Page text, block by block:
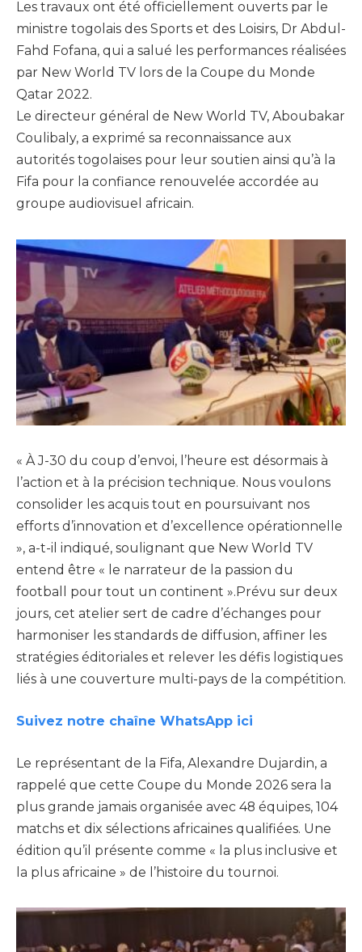
Les travaux ont été officiellement ouverts par le
ministre togolais des Sports et des Loisirs, Dr Abdul-
Fahd Fofana, qui a salué les performances réalisées
par New World TV lors de la Coupe du Monde
Qatar 2022.
Le directeur général de New World TV, Aboubakar
Coulibaly, a exprimé sa reconnaissance aux
autorités togolaises pour leur soutien ainsi qu’à la
Fifa pour la confiance renouvelée accordée au
groupe audiovisuel africain.
« À J-30 du coup d’envoi, l’heure est désormais à
l’action et à la précision technique. Nous voulons
consolider les acquis tout en poursuivant nos
efforts d’innovation et d’excellence opérationnelle
», a-t-il indiqué, soulignant que New World TV
entend être « le narrateur de la passion du
football pour tout un continent ».Prévu sur deux
jours, cet atelier sert de cadre d’échanges pour
harmoniser les standards de diffusion, affiner les
stratégies éditoriales et relever les défis logistiques
liés à une couverture multi-pays de la compétition.
Suivez notre chaîne WhatsApp ici
Le représentant de la Fifa, Alexandre Dujardin, a
rappelé que cette Coupe du Monde 2026 sera la
plus grande jamais organisée avec 48 équipes, 104
matchs et dix sélections africaines qualifiées. Une
édition qu’il présente comme « la plus inclusive et
la plus africaine » de l’histoire du tournoi.